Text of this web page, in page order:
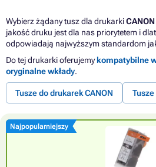
Wybierz żądany tusz dla drukarki
jakość druku jest dla nas priorytetem i
odpowiadają najwyższym standardom
Do tej drukarki oferujemykompatybilne
oryginalne wkłady.
Tusze do drukarek CANON Tusze
Najpopularniejszy